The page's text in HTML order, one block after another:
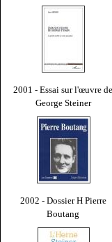
2001 - Essai sur l'œuvre de
George Steiner
2002 - Dossier H Pierre
Boutang